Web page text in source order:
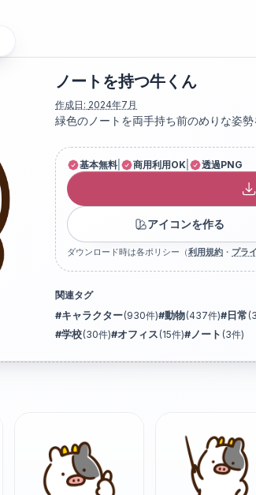
ノートを持つ牛くん
作成日: 2024年7月
緑色のノートを両手持ち前のめりな姿勢
基本無料 商用利用OK 透過PNG
アイコンを作る
ダウンロード時は各ポリシー（利用規約 ・ プラ
関連タグ
#キャラクター(930件)#動物(437件)#日常 (
#学校(30件)#オフィス (15件)# ノート (3件)